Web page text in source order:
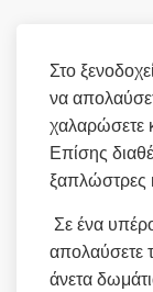
Στο
να
χαλαρώσετε
Επίσης
ξαπλώστρες
Σε ένα
απολαύσετε
άνετα